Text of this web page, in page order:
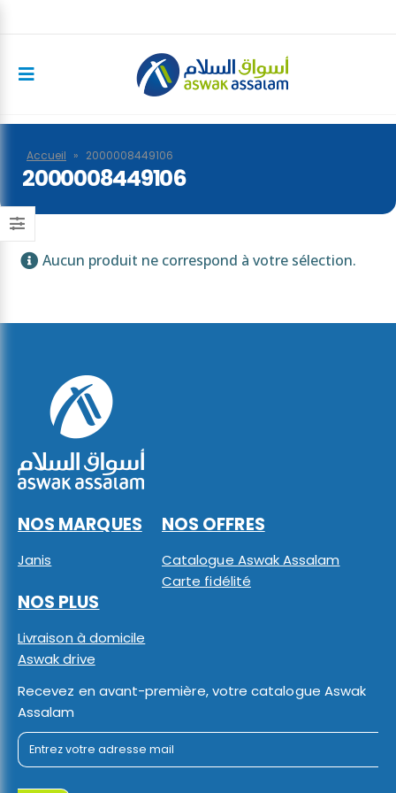
Accueil » 2000008449106
2000008449106
Aucun produit ne correspond à votre sélection.
NOS MARQUES
Janis
NOS OFFRES
Catalogue Aswak Assalam
Carte fidélité
NOS PLUS
Livraison à domicile
Aswak drive
Recevez en avant-première, votre catalogue Aswak
Assalam